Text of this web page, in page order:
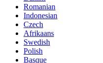
Romanian
Indonesian
Czech
Afrikaans
Swedish
Polish
Basque